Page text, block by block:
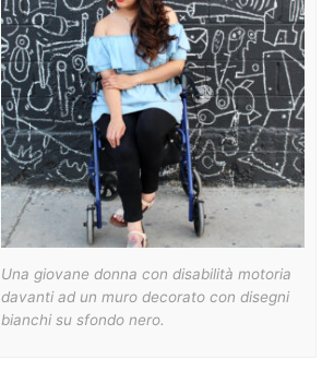
Una giovane donna con disabilità motoria
davanti ad un muro decorato con disegni
bianchi su sfondo nero.